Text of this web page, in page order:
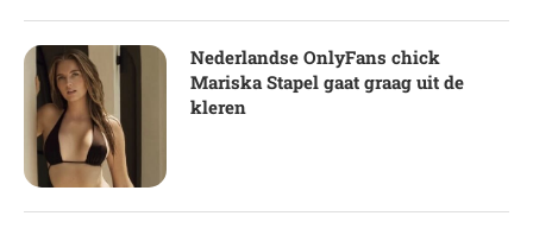
Nederlandse OnlyFans chick
Mariska Stapel gaat graag uit de
kleren